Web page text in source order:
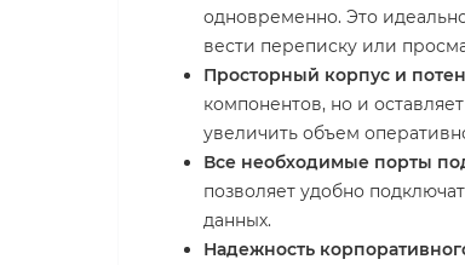
одновременно. Это
вести переписку или
Просторный корпус и
компонентов, но и
увеличить объем
Все необходимые порты
позволяет удобно
данных.
Надежность